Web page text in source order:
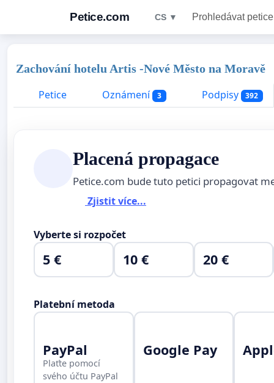
Petice.com CS ▼ Prohledávat petice
Zachování hotelu Artis -Nové Město na Moravě
Petice
Oznámení 3 Podpisy 392
Placená propagace
Petice.com bude tuto petici propagovat
Zjistit více...
Vyberte si rozpočet
5 € 10 € 20 €
Platební metoda
PayPal
Plaťte pomocí
svého účtu PayPal
Google Pay